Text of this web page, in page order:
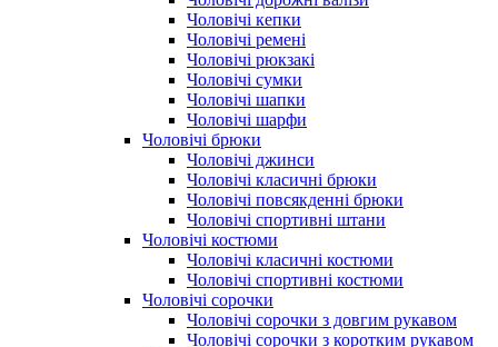
Чоловічі кепки
Чоловічі ремені
Чоловічі рюкзакі
Чоловічі сумки
Чоловічі шапки
Чоловічі шарфи
Чоловічі брюки
Чоловічі джинси
Чоловічі класичні брюки
Чоловічі повсякденні брюки
Чоловічі спортивні штани
Чоловічі костюми
Чоловічі класичні костюми
Чоловічі спортивні костюми
Чоловічі сорочки
Чоловічі сорочки з довгим рукавом
Чоловічі сорочки з коротким рукавом